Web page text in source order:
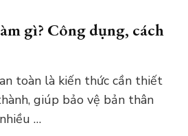
gì? Công dụng, cách
toàn là kiến thức cần thiết
giúp bảo vệ bản thân
…